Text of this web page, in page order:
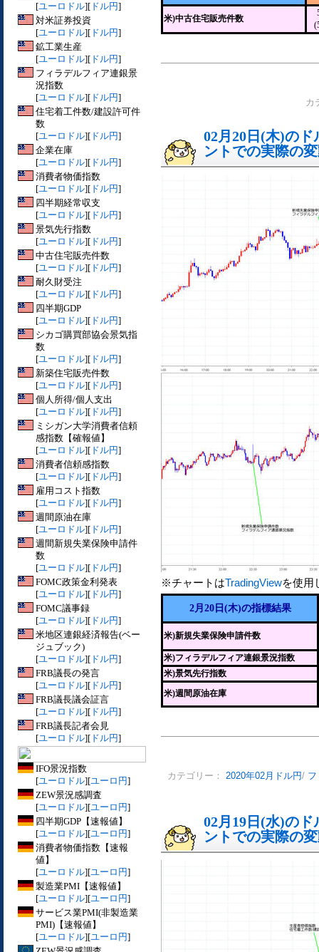
[ユーロドル][ ドル円]
対米証券投資
[ユーロドル][ ドル円]
鉱工業生産
[ユーロドル][ ドル円]
フィラデルフィア連銀景
況指数
[ユーロドル][ ドル円]
住宅着工件数/建設許可件
数
[ユーロドル][ ドル円]
企業在庫
[ユーロドル][ ドル円]
消費者物価指数
[ユーロドル][ ドル円]
四半期経常収支
[ユーロドル][ ドル円]
景気先行指数
[ユーロドル][ ドル円]
中古住宅販売件数
[ユーロドル][ ドル円]
耐久財受注
[ユーロドル][ ドル円]
四半期GDP
[ユーロドル][ ドル円]
シカゴ購買部協会景気指
数
[ユーロドル][ ドル円]
新築住宅販売件数
[ユーロドル][ ドル円]
個人所得/個人支出
[ユーロドル][ ドル円]
ミシガン大学消費者信頼
感指数【確報値】
[ユーロドル][ ドル円]
消費者信頼感指数
[ユーロドル][ ドル円]
雇用コスト指数
[ユーロドル][ ドル円]
週間原油在庫
[ユーロドル][ ドル円]
週間新規失業保険申請件
数
[ユーロドル][ ドル円]
FOMC政策金利発表
[ユーロドル][ ドル円]
FOMC議事録
[ユーロドル][ ドル円]
米地区連銀経済報告(ベー
ジュブック)
[ユーロドル][ ドル円]
FRB議長の発言
[ユーロドル][ ドル円]
FRB議長議会証言
[ユーロドル][ ドル円]
FRB議長記者会見
[ユーロドル][ ドル円]
IFO景況指数
[ユーロドル][ユーロ円]
ZEW景況感調査
[ユーロドル][ユーロ円]
四半期GDP【速報値】
[ユーロドル][ユーロ円]
消費者物価指数【速報
値】
[ユーロドル][ユーロ円]
製造業PMI【速報値】
[ユーロドル][ユーロ円]
サービス業PMI(非製造業
PMI)【速報値】
[ユーロドル][ユーロ円]
米)中古住宅販売件数
カ
02月20日(木)の
ントでの実際の
※チャートはTradingViewを使用
2月20日(木)の指標結果
米)新規失業保険申請件数
米)フィラデルフィア連銀景況指数
米)景気先行指数
米)週間原油在庫
カテゴリー： 2020年02月ドル円/
02月19日(水)の
ントでの実際の